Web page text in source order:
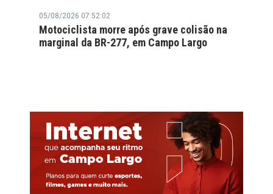
05/08/2026 07:52:02
Motociclista morre após grave colisão na
marginal da BR-277, em Campo Largo